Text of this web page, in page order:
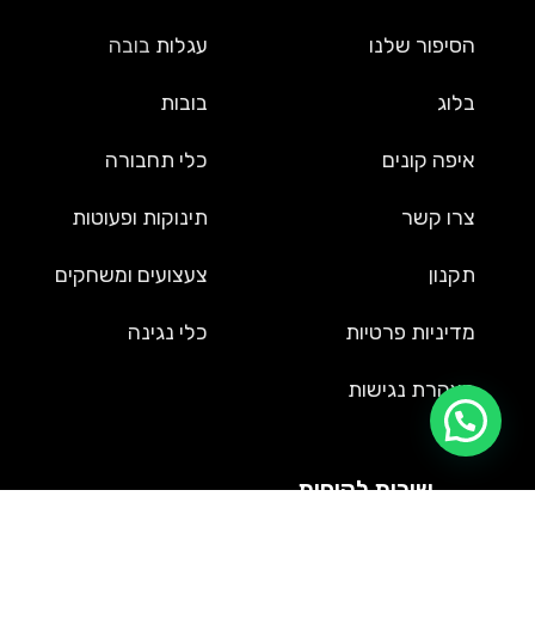
הסיפור שלנו
בלוג
איפה קונים
צרו קשר
תקנון
מדיניות פרטיות
הצהרת נגישות
עגלות בובה
בובות
כלי תחבורה
תינוקות ופעוטות
צעצועים ומשחקים
כלי נגינה
שירות לקוחות